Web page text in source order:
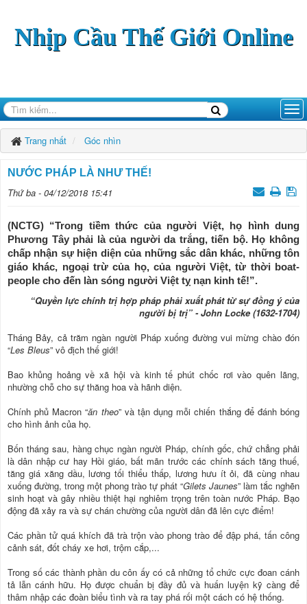
Nhịp Cầu Thế Giới Online
Trang nhất Góc nhìn
NƯỚC PHÁP LÀ NHƯ THẾ!
Thứ ba - 04/12/2018 15:41
(NCTG) “Trong tiềm thức của người Việt, họ hình dung
Phương Tây phải là của người da trắng, tiến bộ. Họ không
chấp nhận sự hiện diện của những sắc dân khác, những tôn
giáo khác, ngoại trừ của họ, của người Việt, từ thời boat-
people cho đến làn sóng người Việt tỵ nạn kinh tế!”.
“Quyền lực chính trị hợp pháp phải xuất phát từ sự đồng ý của
người bị trị” - John Locke (1632-1704)
Tháng Bảy, cả trăm ngàn người Pháp xuống đường vui mừng chào đón
“Les Bleus” vô địch thế giới!
Bao khủng hoảng về xã hội và kinh tế phút chốc rơi vào quên lãng,
nhường chỗ cho sự thăng hoa và hãnh diện.
Chính phủ Macron “ăn theo” và tận dụng mỗi chiến thắng để đánh bóng
cho hình ảnh của họ.
Bốn tháng sau, hàng chục ngàn người Pháp, chính gốc, chứ chẳng phải
là dân nhập cư hay Hồi giáo, bất mãn trước các chính sách tăng thuế,
tăng giá xăng dầu, lương tối thiểu thấp, lương hưu ít ỏi, đã cùng nhau
xuống đường, trong một phong trào tự phát “Gilets Jaunes” làm tắc nghẽn
sinh hoạt và gây nhiều thiệt hại nghiêm trọng trên toàn nước Pháp. Bạo
động đã xảy ra và sự chán chường của người dân đã lên cực điểm!
Các phần tử quá khích đã trà trộn vào phong trào để đập phá, tấn công
cảnh sát, đốt cháy xe hơi, trộm cắp,...
Trong số các thành phần du côn ấy có cả những tổ chức cực đoan cánh
tả lẫn cánh hữu. Họ được chuẩn bị đầy đủ và huấn luyện kỹ càng để
thâm nhập các đoàn biểu tình và ra tay phá rối một cách có hệ thống.